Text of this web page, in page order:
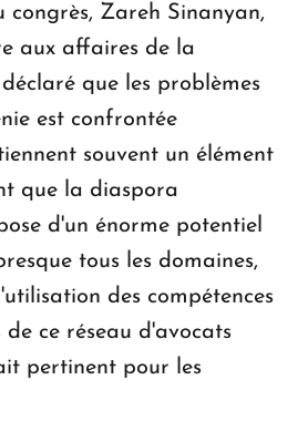
congrès, Zareh Sinanyan,
aux affaires de la
que les problèmes
est confrontée
souvent un élément
que la diaspora
d'un énorme potentiel
tous les domaines,
des compétences
de ce réseau d'avocats
pertinent pour les